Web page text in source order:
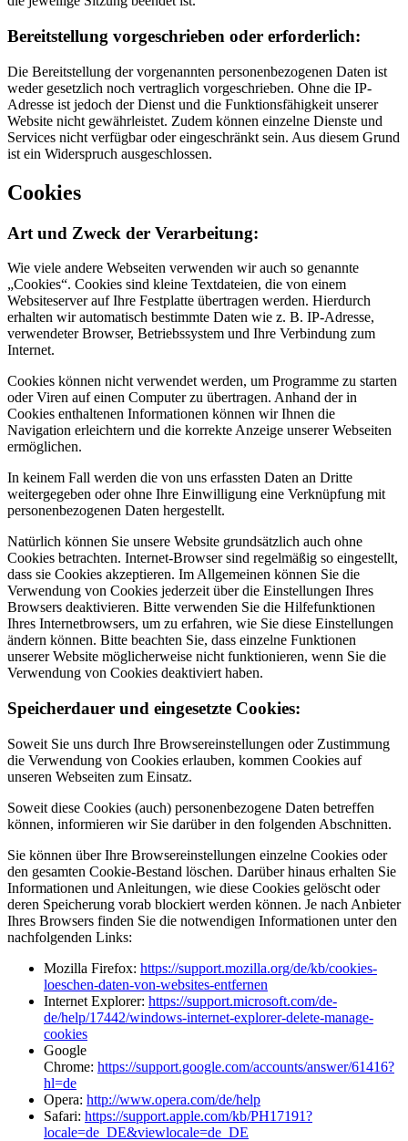
Bereitstellung vorgeschrieben oder erforderlich:
Die Bereitstellung der vorgenannten personenbezogenen Daten ist
weder gesetzlich noch vertraglich vorgeschrieben. Ohne die IP-
Adresse ist jedoch der Dienst und die Funktionsfähigkeit unserer
Website nicht gewährleistet. Zudem können einzelne Dienste und
Services nicht verfügbar oder eingeschränkt sein. Aus diesem Grund
ist ein Widerspruch ausgeschlossen.
Cookies
Art und Zweck der Verarbeitung:
Wie viele andere Webseiten verwenden wir auch so genannte
„Cookies“. Cookies sind kleine Textdateien, die von einem
Websiteserver auf Ihre Festplatte übertragen werden. Hierdurch
erhalten wir automatisch bestimmte Daten wie z. B. IP-Adresse,
verwendeter Browser, Betriebssystem und Ihre Verbindung zum
Internet.
Cookies können nicht verwendet werden, um Programme zu starten
oder Viren auf einen Computer zu übertragen. Anhand der in
Cookies enthaltenen Informationen können wir Ihnen die
Navigation erleichtern und die korrekte Anzeige unserer Webseiten
ermöglichen.
In keinem Fall werden die von uns erfassten Daten an Dritte
weitergegeben oder ohne Ihre Einwilligung eine Verknüpfung mit
personenbezogenen Daten hergestellt.
Natürlich können Sie unsere Website grundsätzlich auch ohne
Cookies betrachten. Internet-Browser sind regelmäßig so eingestellt,
dass sie Cookies akzeptieren. Im Allgemeinen können Sie die
Verwendung von Cookies jederzeit über die Einstellungen Ihres
Browsers deaktivieren. Bitte verwenden Sie die Hilfefunktionen
Ihres Internetbrowsers, um zu erfahren, wie Sie diese Einstellungen
ändern können. Bitte beachten Sie, dass einzelne Funktionen
unserer Website möglicherweise nicht funktionieren, wenn Sie die
Verwendung von Cookies deaktiviert haben.
Speicherdauer und eingesetzte Cookies:
Soweit Sie uns durch Ihre Browsereinstellungen oder Zustimmung
die Verwendung von Cookies erlauben, kommen Cookies auf
unseren Webseiten zum Einsatz.
Soweit diese Cookies (auch) personenbezogene Daten betreffen
können, informieren wir Sie darüber in den folgenden Abschnitten.
Sie können über Ihre Browsereinstellungen einzelne Cookies oder
den gesamten Cookie-Bestand löschen. Darüber hinaus erhalten Sie
Informationen und Anleitungen, wie diese Cookies gelöscht oder
deren Speicherung vorab blockiert werden können. Je nach Anbieter
Ihres Browsers finden Sie die notwendigen Informationen unter den
nachfolgenden Links:
Mozilla Firefox: https://support.mozilla.org/de/kb/cookies-
loeschen-daten-von-websites-entfernen
Internet Explorer: https://support.microsoft.com/de-
de/help/17442/windows-internet-explorer-delete-manage-
cookies
Google
Chrome: https://support.google.com/accounts/answer/61416?
hl=de
Opera: http://www.opera.com/de/help
Safari: https://support.apple.com/kb/PH17191?
locale=de_DE&viewlocale=de_DE